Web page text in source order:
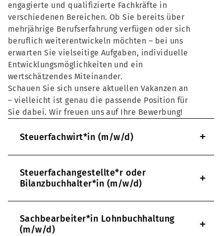
engagierte und qualifizierte Fachkräfte in
verschiedenen Bereichen. Ob Sie bereits über
mehrjährige Berufserfahrung verfügen oder sich
beruflich weiterentwickeln möchten – bei uns
erwarten Sie vielseitige Aufgaben, individuelle
Entwicklungsmöglichkeiten und ein
wertschätzendes Miteinander.
Schauen Sie sich unsere aktuellen Vakanzen an
– vielleicht ist genau die passende Position für
Sie dabei. Wir freuen uns auf Ihre Bewerbung!
Steuerfachwirt*in (m/w/d) +
Steuerfachangestellte*r oder
Bilanzbuchhalter*in (m/w/d)
+
Sachbearbeiter*in Lohnbuchhaltung
(m/w/d)
+